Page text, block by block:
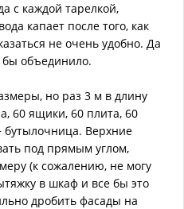
с каждой тарелкой,
капает после того, как
не очень удобно. Да
бы объединило.
но раз 3 м в длину
60 ящики, 60 плита, 60
бутылочница. Верхние
под прямым углом,
(к сожалению, не могу
в шкаф и все бы это
дробить фасады на